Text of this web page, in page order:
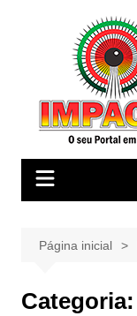
Página inicial
Categoria: